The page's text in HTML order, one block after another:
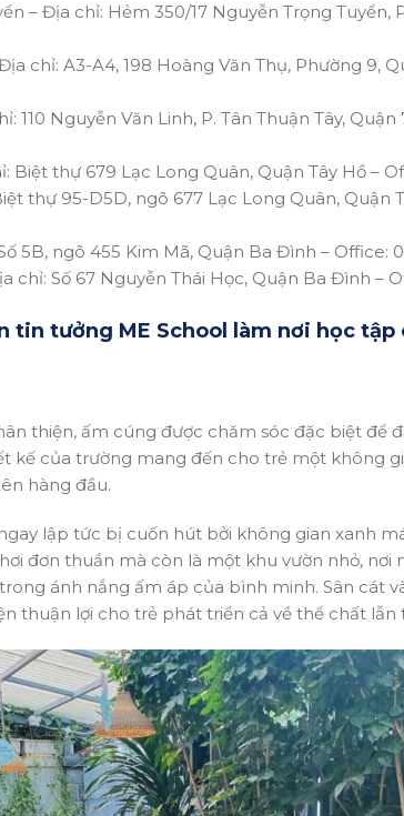
– Địa chỉ: Hẻm 350/17 Nguyễn Trọng Tuyển,
chỉ: A3-A4, 198 Hoàng Văn Thụ, Phường 9,
110 Nguyễn Văn Linh, P. Tân Thuận Tây, Quận
Biệt thự 679 Lạc Long Quân, Quận Tây Hồ –
thự 95-D5D, ngõ 677 Lạc Long Quân, Quận
5B, ngõ 455 Kim Mã, Quận Ba Đình – Office:
chỉ: Số 67 Nguyễn Thái Học, Quận Ba Đình –
tin tưởng ME School làm nơi học tập
thiện, ấm cúng được chăm sóc đặc biệt để
kế của trường mang đến cho trẻ một không
hàng đầu.
lập tức bị cuốn hút bởi không gian xanh
đơn thuần mà còn là một khu vườn nhỏ, nơi
ánh nắng ấm áp của bình minh. Sân cát
thuận lợi cho trẻ phát triển cả về thể chất lẫn